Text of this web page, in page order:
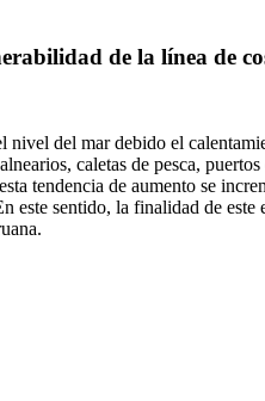
de la línea de
nivel del mar debido el
caletas de pesca,
tendencia de aumento se
este sentido, la finalidad de